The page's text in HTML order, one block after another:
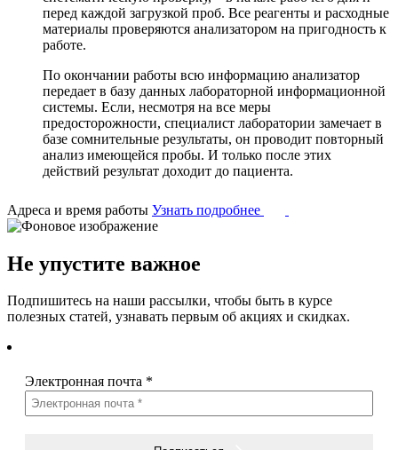
перед каждой загрузкой проб. Все реагенты и расходные
материалы проверяются анализатором на пригодность к
работе.
По окончании работы всю информацию анализатор
передает в базу данных лабораторной информационной
системы. Если, несмотря на все меры
предосторожности, специалист лаборатории замечает в
базе сомнительные результаты, он проводит повторный
анализ имеющейся пробы. И только после этих
действий результат доходит до пациента.
Адреса и время работы Узнать подробнее
Не упустите важное
Подпишитесь на наши рассылки, чтобы быть в курсе
полезных статей, узнавать первым об акциях и скидках.
Электронная почта *